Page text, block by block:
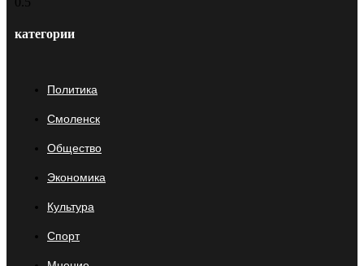
категории
Политика
Смоленск
Общество
Экономика
Культура
Спорт